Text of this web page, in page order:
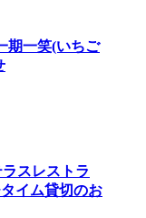
期一笑(いちご
スレストラ
イム貸切のお